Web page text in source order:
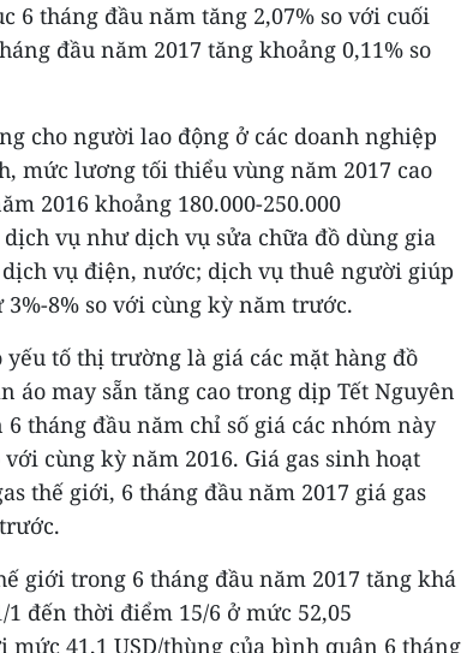
6 tháng đầu năm tăng 2,07% so với cuối
đầu năm 2017 tăng khoảng 0,11% so
cho người lao động ở các doanh nghiệp
mức lương tối thiểu vùng năm 2017 cao
2016 khoảng 180.000-250.000
vụ như dịch vụ sửa chữa đồ dùng gia
vụ điện, nước; dịch vụ thuê người giúp
8% so với cùng kỳ năm trước.
tố thị trường là giá các mặt hàng đồ
áo may sẵn tăng cao trong dịp Tết Nguyên
tháng đầu năm chỉ số giá các nhóm này
cùng kỳ năm 2016. Giá gas sinh hoạt
thế giới, 6 tháng đầu năm 2017 giá gas
giới trong 6 tháng đầu năm 2017 tăng khá
đến thời điểm 15/6 ở mức 52,05
mức 41,1 USD/thùng của bình quân 6 tháng